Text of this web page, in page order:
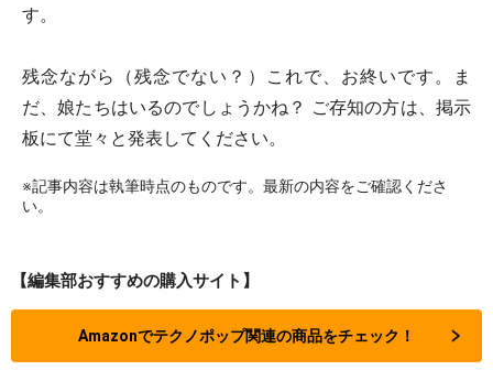
す。
残念ながら（残念でない？）これで、お終いです。ま
だ、娘たちはいるのでしょうかね？ ご存知の方は、掲示
板にて堂々と発表してください。
※記事内容は執筆時点のものです。最新の内容をご確認くださ
い。
【編集部おすすめの購入サイト】
Amazonでテクノポップ関連の商品をチェック！